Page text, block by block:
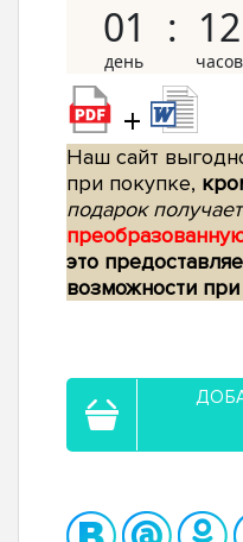
01 12
+
Наш сайт
при покупке,
подарок
это
возможности